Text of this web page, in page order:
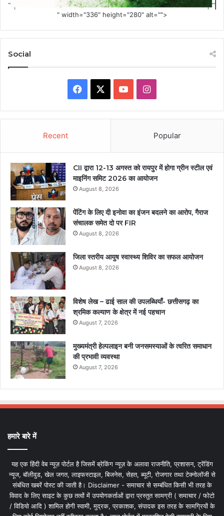
" width="336" height="280" alt="">
Social
Facebook YouTubeInstagram
Recent Popular
CII द्वारा 12-13 अगस्त को रायपुर में होगा ग्रीन स्टील एवं
माइनिंग समिट 2026 का आयोजन
August 8, 2026
पेंटिंग के लिए दी इनोवा का इंजन बदलने का आरोप, गैराज
संचालक समेत दो पर FIR
August 8, 2026
जिला स्तरीय आयुष स्वास्थ्य शिविर का सफल आयोजन
August 8, 2026
विशेष लेख – ढाई साल की उपलब्धियाँ- छत्तीसगढ़ का
श्रमिक कल्याण के क्षेत्र में नई पहचान
August 7, 2026
मुख्यमंत्री हेल्पलाइन बनी जनसमस्याओं के त्वरित समाधान
की प्रभावी व्यवस्था
August 7, 2026
हमारे बारे में
यह एक हिंदी वेब न्यूज़ पोर्टल है जिसमें ब्रेकिंग न्यूज़ के अलावा राजनीति, प्रशासन, ट्रेंडिंग
न्यूज, बॉलीवुड, खेल जगत, लाइफस्टाइल, बिजनेस, सेहत, ब्यूटी, रोजगार तथा टेक्नोलॉजी से
संबंधित खबरें पोस्ट की जाती है। Disclaimer - समाचार से सम्बंधित किसी भी तरह के
विवाद के लिए साइट के कुछ तत्वों में उपयोगकर्ताओं द्वारा प्रस्तुत सामग्री ( समाचार / फोटो
/ विडियो आदि ) शामिल होगी स्वामी, मुद्रक, प्रकाशक, संपादक इस तरह के सामग्रियों के